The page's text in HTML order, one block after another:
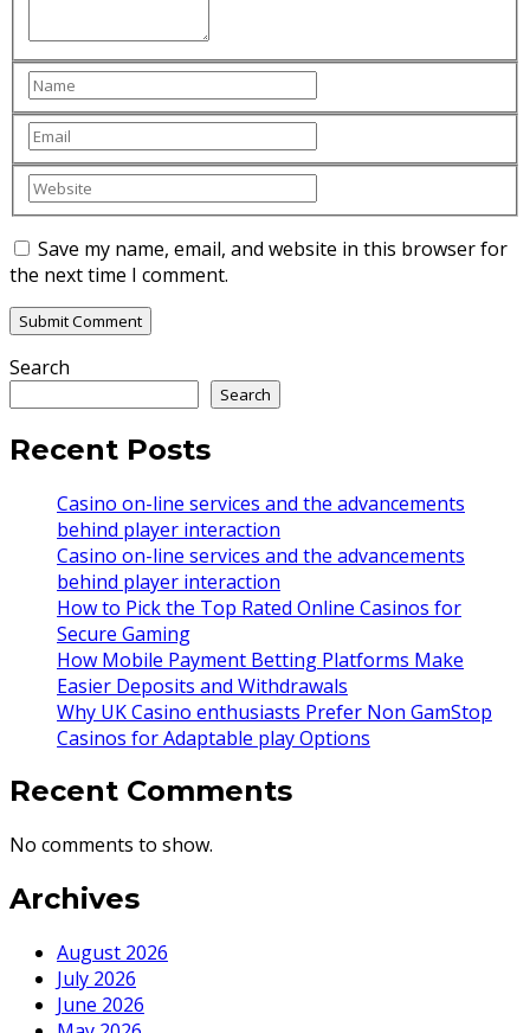
Save my name, email, and website in this browser for
the next time I comment.
Search
Search
Recent Posts
Casino on-line services and the advancements
behind player interaction
Casino on-line services and the advancements
behind player interaction
How to Pick the Top Rated Online Casinos for
Secure Gaming
How Mobile Payment Betting Platforms Make
Easier Deposits and Withdrawals
Why UK Casino enthusiasts Prefer Non GamStop
Casinos for Adaptable play Options
Recent Comments
No comments to show.
Archives
August 2026
July 2026
June 2026